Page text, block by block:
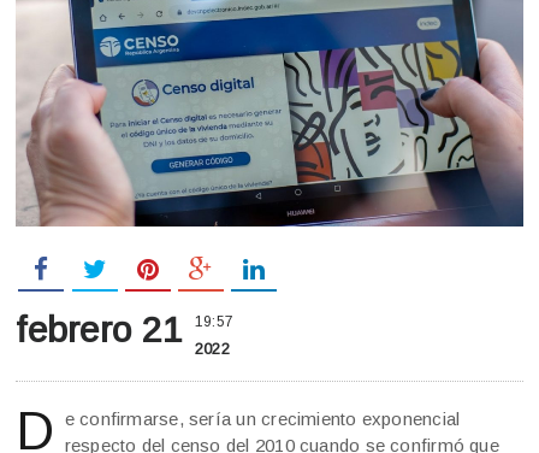
febrero 21 19:57
2022
D
e confirmarse, sería un crecimiento exponencial
respecto del censo del 2010 cuando se confirmó que